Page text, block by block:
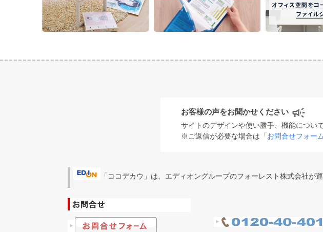
お客様の声をお聞かせください
サイトのデザインや使い勝手、機能につい
※ご返信が必要な場合は 「お問合せフォーム
「ココデカウ」は、エディオングループのフォーレスト株式会社が